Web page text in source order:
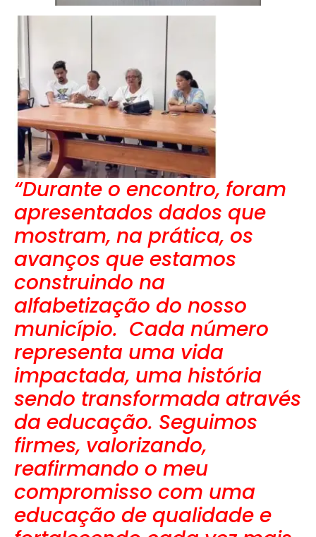
“Durante o encontro, foram
apresentados dados que
mostram, na prática, os
avanços que estamos
construindo na
alfabetização do nosso
município. Cada número
representa uma vida
impactada, uma história
sendo transformada através
da educação. Seguimos
firmes, valorizando,
reafirmando o meu
compromisso com uma
educação de qualidade e